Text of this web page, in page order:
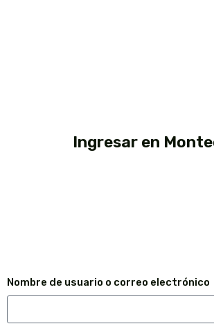
Ingresar en
Nombre de usuario o correo electrónico